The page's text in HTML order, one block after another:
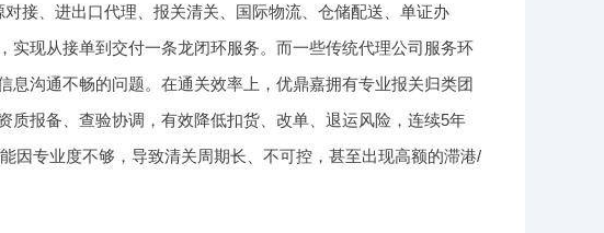
接、进出口代理、报关清关、国际物流、仓储配送、单证办
现从接单到交付一条龙闭环服务。而一些传统代理公司服务环
沟通不畅的问题。在通关效率上，优鼎嘉拥有专业报关归类团
报备、查验协调，有效降低扣货、改单、退运风险，连续5年
因专业度不够，导致清关周期长、不可控，甚至出现高额的滞港/